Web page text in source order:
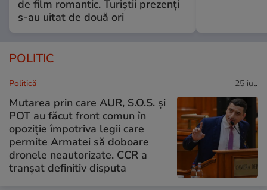
de film romantic. Turiștii prezenți
s-au uitat de două ori
POLITIC
Politică 25 iul.
Mutarea prin care AUR, S.O.S. și
POT au făcut front comun în
opoziție împotriva legii care
permite Armatei să doboare
dronele neautorizate. CCR a
tranșat definitiv disputa